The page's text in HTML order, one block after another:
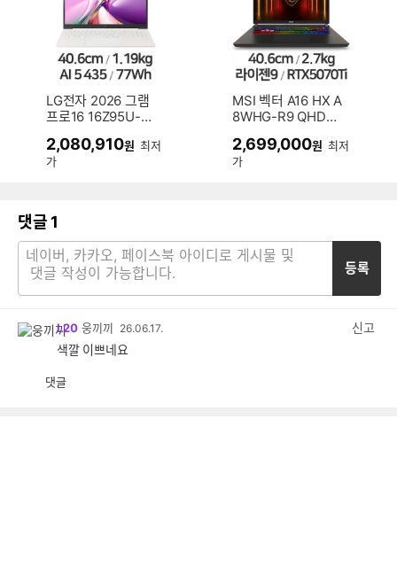
LG전자 2026 그램
프로16 16Z95U-G
B)
2,080,910원 최저
가
MSI 벡터 A16 HX A
8WHG-R9 QHD+
2,699,000원 최저
가
댓글 1
등록
L20 웅끼끼 26.06.17.
신고
색깔 이쁘네요
댓글